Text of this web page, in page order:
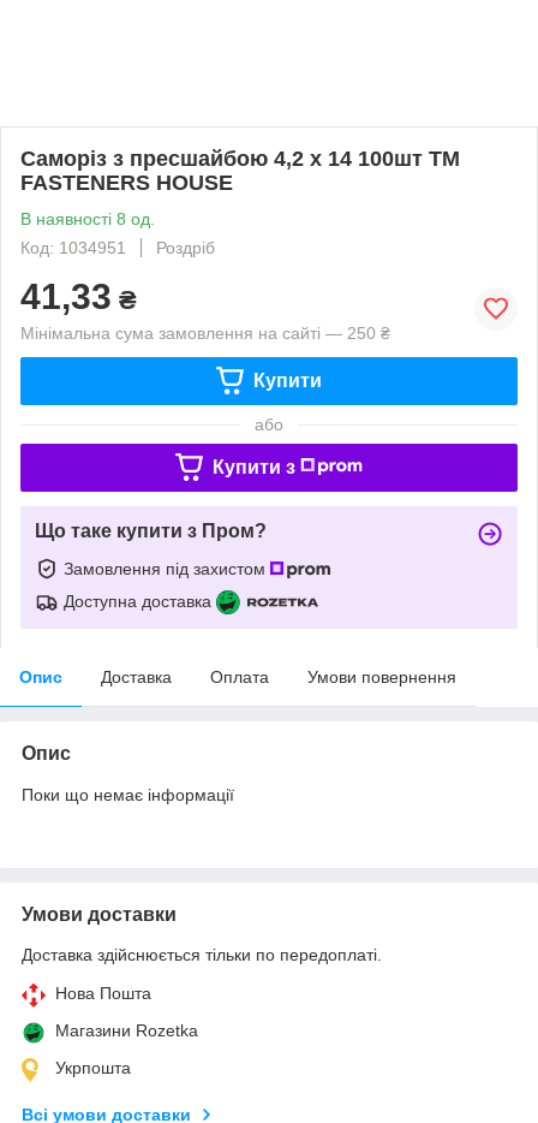
Саморiз з пресшайбою 4,2 х 14 100шт ТМ
FASTENERS HOUSE
В наявності 8 од.
Код: 1034951
Роздріб
41,33 ₴
Мінімальна сума замовлення на сайті — 250 ₴
Купити
або
Купити з
Що таке купити з Пром?
Замовлення під захистом
Доступна доставка
Опис Доставка Оплата Умови повернення
Опис
Поки що немає інформації
Умови доставки
Доставка здійснюється тільки по передоплаті.
Нова Пошта
Магазини Rozetka
Укрпошта
Всі умови доставки